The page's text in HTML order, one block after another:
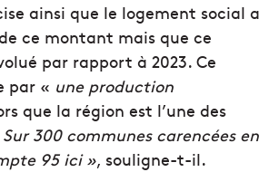
ainsi que le logement social a
ce montant mais que ce
par rapport à 2023. Ce
par « une production
que la région est l’une des
Sur 300 communes carencées en
95 ici », souligne-t-il.